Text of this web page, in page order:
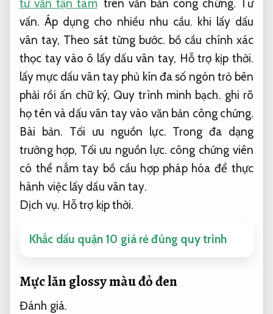
tư vấn tận tâm trên văn bản công chứng.
Tư
vấn. Áp dụng cho nhiều nhu cầu. khi lấy dấu
vân tay, Theo sát từng bước. bồ cầu chính xác
thọc tay vào ô lấy dấu vân tay, Hỗ trợ kịp thời.
lấy mực dấu vân tay phủ kín đa số ngón trỏ bên
phải rồi ấn chữ ký, Quy trình minh bạch. ghi rõ
họ tên và dấu vân tay vào văn bản công chứng.
Bài bản. Tối ưu nguồn lực. Trong đa dạng
trường hợp, Tối ưu nguồn lực. công chứng viên
có thể nắm tay bồ cầu hợp pháp hóa để thực
hành việc lấy dấu vân tay.
Dịch vụ. Hỗ trợ kịp thời.
Khắc dấu quận 10 giá rẻ đúng quy trình
Mực lăn glossy màu đỏ đen
Đánh giá.